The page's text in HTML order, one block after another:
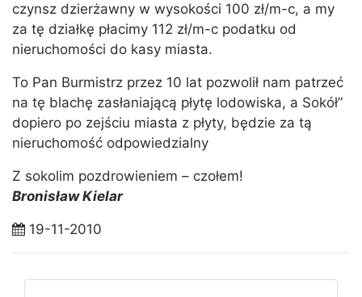
czynsz dzierżawny w wysokości 100 zł/m-c, a my
za tę działkę płacimy 112 zł/m-c podatku od
nieruchomości do kasy miasta.
To Pan Burmistrz przez 10 lat pozwolił nam patrzeć
na tę blachę zasłaniającą płytę lodowiska, a Sokół”
dopiero po zejściu miasta z płyty, będzie za tą
nieruchomość odpowiedzialny
Z sokolim pozdrowieniem – czołem!
Bronisław Kielar
19-11-2010